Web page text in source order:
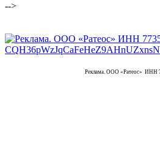
-->
Реклама. ООО «Ратеос» ИНН